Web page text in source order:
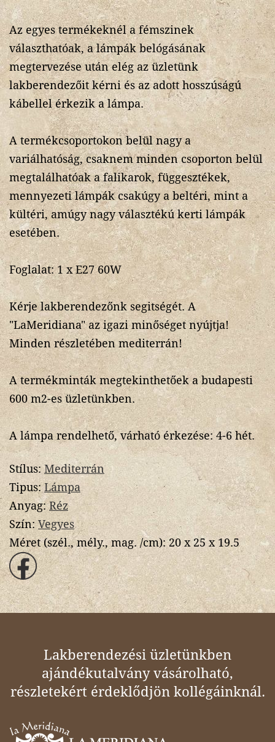
Az egyes termékeknél a fémszinek
választhatóak, a lámpák belógásának
megtervezése után elég az üzletünk
lakberendezőit kérni és az adott hosszúságú
kábellel érkezik a lámpa.
A termékcsoportokon belül nagy a
variálhatóság, csaknem minden csoporton belül
megtalálhatóak a falikarok, függesztékek,
mennyezeti lámpák csakúgy a beltéri, mint a
kültéri, amúgy nagy választékú kerti lámpák
esetében.
Foglalat: 1 x E27 60W
Kérje lakberendezőnk segitségét. A
"LaMeridiana" az igazi minőséget nyújtja!
Minden részletében mediterrán!
A termékminták megtekinthetőek a budapesti
600 m2-es üzletünkben.
A lámpa rendelhető, várható érkezése: 4-6 hét.
Stílus:Mediterrán
Tipus:Lámpa
Anyag:Réz
Szín:Vegyes
Méret (szél., mély., mag. /cm):20 x 25 x 19.5
Lakberendezési üzletünkben
ajándékutalvány vásárolható,
részletekért érdeklődjön kollégáinknál.